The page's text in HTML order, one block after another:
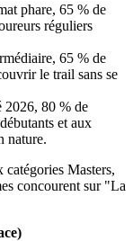
phare, 65 % de
réguliers
65 % de
le trail sans se
2026, 80 % de
et aux
nature.
catégories Masters,
concourent sur "La